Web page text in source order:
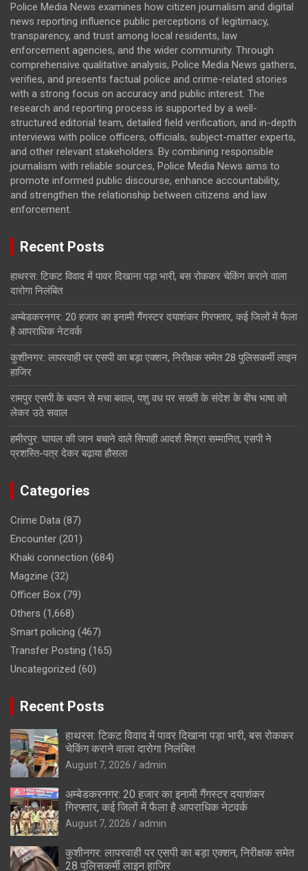
Police Media News examines how citizen journalism and digital
news reporting influence public perceptions of legitimacy,
transparency, and trust among local residents, law
enforcement agencies, and the wider community. Through
comprehensive qualitative analysis, Police Media News gathers,
verifies, and presents factual police and crime-related stories
with a strong focus on accuracy and public interest. The
research and reporting process is supported by a well-
structured editorial team, detailed field verification, and in-depth
interviews with police officers, officials, subject-matter experts,
and other relevant stakeholders. By combining responsible
journalism with reliable sources, Police Media News aims to
promote informed public discourse, enhance accountability,
and strengthen the relationship between citizens and law
enforcement.
Recent Posts
हाथरस: टिकट विवाद में पावर दिखाना पड़ा भारी, बस रोककर चेकिंग कराने वाला
दारोगा निलंबित
अम्बेडकरनगर: 20 हजार का इनामी गैंगस्टर दयाशंकर गिरफ्तार, कई जिलों में फैला
है आपराधिक नेटवर्क
कुशीनगर: लापरवाही पर एसपी का बड़ा एक्शन, निरीक्षक समेत 28 पुलिसकर्मी लाइन
हाजिर
रामपुर एसपी के बयान से मचा बवाल, पशु वध पर सख्ती के संदेश के बीच भाषा को
लेकर उठे सवाल
हमीरपुर: घायल की जान बचाने वाले सिपाही आदर्श मिश्रा सम्मानित, एसपी ने
प्रशस्ति-पत्र देकर बढ़ाया हौसला
Categories
Crime Data (87)
Encounter (201)
Khaki connection (684)
Magzine (32)
Officer Box (79)
Others (1,668)
Smart policing (467)
Transfer Posting (165)
Uncategorized (60)
Recent Posts
हाथरस: टिकट विवाद में पावर दिखाना पड़ा भारी, बस रोककर
चेकिंग कराने वाला दारोगा निलंबित
August 7, 2026 admin
अम्बेडकरनगर: 20 हजार का इनामी गैंगस्टर दयाशंकर
गिरफ्तार, कई जिलों में फैला है आपराधिक नेटवर्क
August 7, 2026 admin
कुशीनगर: लापरवाही पर एसपी का बड़ा एक्शन, निरीक्षक समेत
28 पुलिसकर्मी लाइन हाजिर